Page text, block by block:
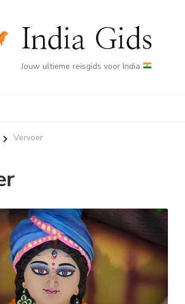
India Gids
Jouw ultieme reisgids voor India
Vervoer